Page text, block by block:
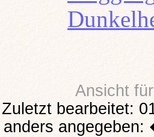
Ansicht
Zuletzt bearbeitet: